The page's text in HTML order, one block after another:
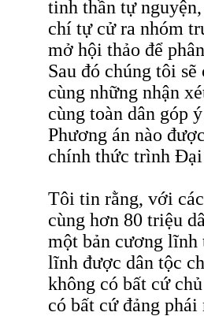
tinh thần tự
chí tự cử ra nhóm
mở hội thảo để
Sau đó chúng tôi
cùng những nhận
cùng toàn dân góp
Phương án nào
chính thức trình
Tôi tin rằng, với
cùng hơn 80 triệu
một bản cương lĩnh
lĩnh được dân tộc
không có bất cứ
có bất cứ đảng